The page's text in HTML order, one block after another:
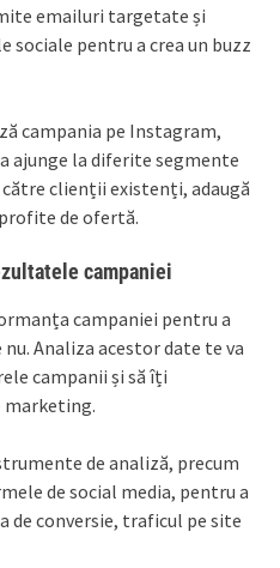
emailuri targetate și
sociale pentru a crea un buzz
campania pe Instagram,
ajunge la diferite segmente
clienții existenți, adaugă
profite de ofertă.
campaniei
campaniei pentru a
Analiza acestor date te va
campanii și să îți
de analiză, precum
de social media, pentru a
de conversie, traficul pe site